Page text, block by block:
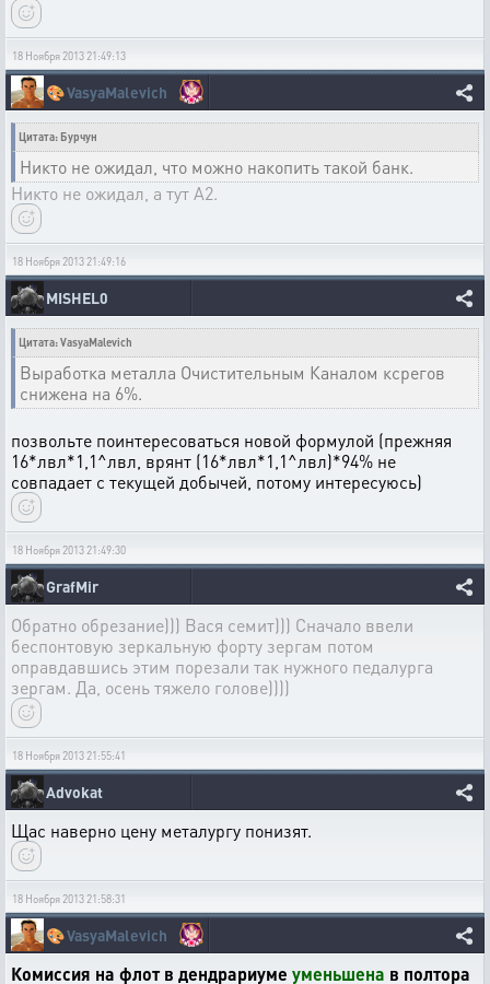
18 Ноября 2013 21:49:13
🎨VasyaMalevich
Цитата: Бурчун
Никто не ожидал, что можно накопить такой банк.
Никто не ожидал, а тут А2.
18 Ноября 2013 21:49:16
MISHEL0
Цитата: VasyaMalevich
Выработка металла Очистительным Каналом ксрегов
снижена на 6%.
позвольте поинтересоваться новой формулой (прежняя
16*лвл*1,1^лвл, врянт (16*лвл*1,1^лвл)*94% не
совпадает с текущей добычей, потому интересуюсь)
18 Ноября 2013 21:49:30
GrafMir
Обратно обрезание))) Вася семит))) Сначало ввели
беспонтовую зеркальную форту зергам потом
оправдавшись этим порезали так нужного педалурга
зергам. Да, осень тяжело голове))))
18 Ноября 2013 21:55:41
Advokat
Щас наверно цену металургу понизят.
18 Ноября 2013 21:58:31
🎨VasyaMalevich
Комиссия на флот в дендрариуме уменьшена в полтора